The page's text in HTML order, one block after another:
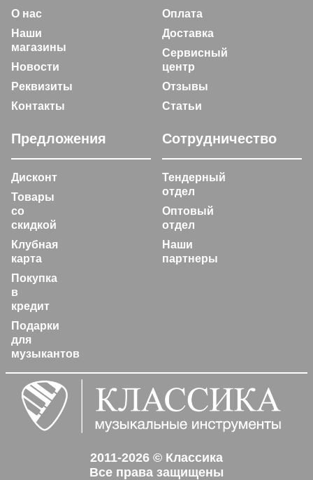
О нас
Наши
магазины
Новости
Реквизиты
Контакты
Оплата
Доставка
Сервисный
центр
Отзывы
Статьи
Предложения
Дисконт
Товары
со
скидкой
Клубная
карта
Покупка
в
кредит
Подарки
для
музыкантов
Сотрудничество
Тендерный
отдел
Оптовый
отдел
Наши
партнеры
2011-2026 © Классика
Все права защищены